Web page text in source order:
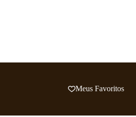
Meus Favoritos